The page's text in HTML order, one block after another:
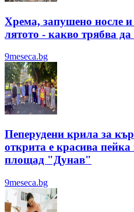
Хрема, запушено носле
лятотo - какво трябва да
9meseca.bg
Пеперудени крила за
открита е красива
площад "Дунав"
9meseca.bg